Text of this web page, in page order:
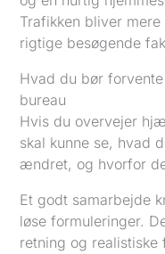
Trafikken bliver
rigtige besøgende
Hvad du bør
bureau
Hvis du overvejer
skal kunne se, hvad
ændret, og hvorfor
Et godt samarbejde
løse formuleringer.
retning og realistiske